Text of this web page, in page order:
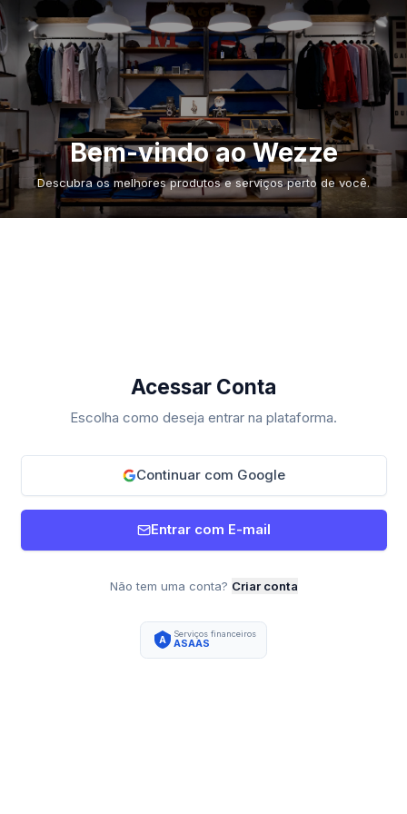
Bem-vindo ao Wezze
Descubra os melhores produtos e serviços perto de você.
Acessar Conta
Escolha como deseja entrar na plataforma.
Continuar com Google
Entrar com E-mail
Não tem uma conta? Criar conta
A
Serviços financeiros
ASAAS